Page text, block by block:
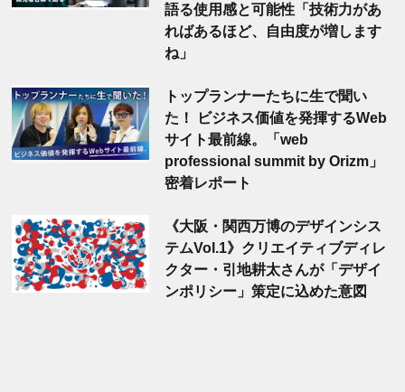
語る使用感と可能性「技術力があ
ればあるほど、自由度が増します
ね」
トップランナーたちに生で聞い
た！ ビジネス価値を発揮するWeb
サイト最前線。「web
professional summit by Orizm」
密着レポート
《大阪・関西万博のデザインシス
テムVol.1》クリエイティブディレ
クター・引地耕太さんが「デザイ
ンポリシー」策定に込めた意図